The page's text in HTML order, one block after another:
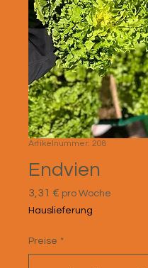
Artikelnummer: 208
Endvien
3,31 € Preis
pro Woche
Hauslieferung
Preise *